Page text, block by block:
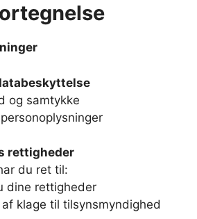
og samtykke
rettigheder
du ret til:
dine rettigheder
klage til tilsynsmyndighed